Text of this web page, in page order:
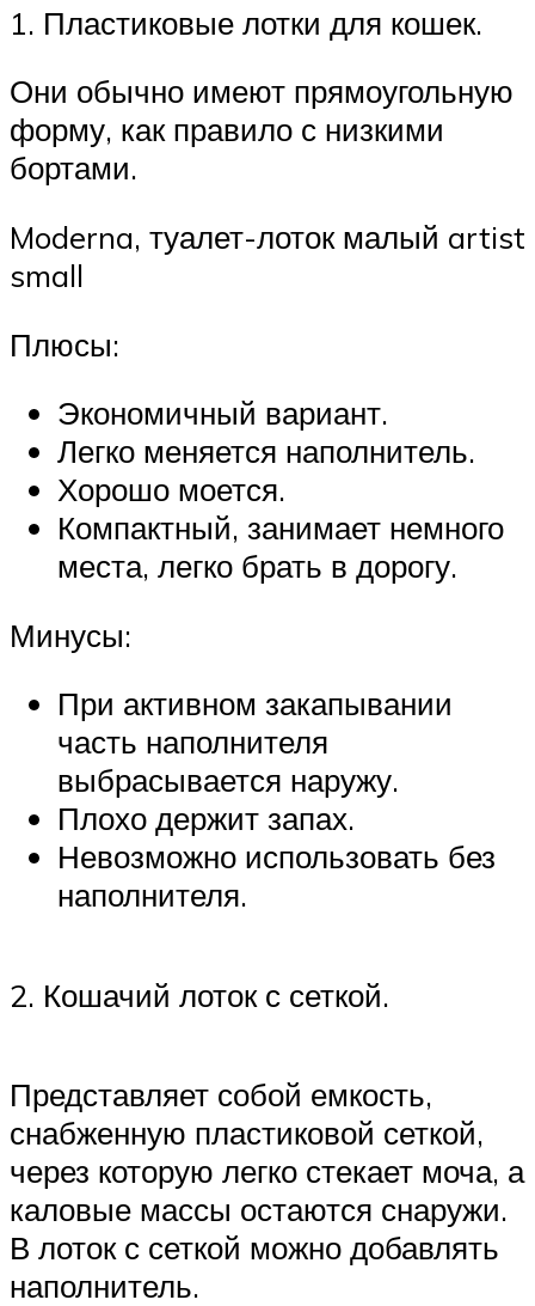
1. Пластиковые лотки для кошек.
Они обычно имеют прямоугольную
форму, как правило с низкими
бортами.
Moderna, туалет-лоток малый artist
small
Плюсы:
Экономичный вариант.
Легко меняется наполнитель.
Хорошо моется.
Компактный, занимает немного
места, легко брать в дорогу.
Минусы:
При активном закапывании
часть наполнителя
выбрасывается наружу.
Плохо держит запах.
Невозможно использовать без
наполнителя.
2. Кошачий лоток с сеткой.
Представляет собой емкость,
снабженную пластиковой сеткой,
через которую легко стекает моча, а
каловые массы остаются снаружи.
В лоток с сеткой можно добавлять
наполнитель.